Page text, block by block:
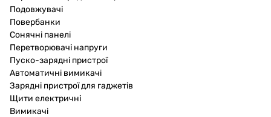
Подовжувачі
Повербанки
Сонячні панелі
Перетворювачі напруги
Пуско-зарядні пристрої
Автоматичні вимикачі
Зарядні пристрої для гаджетів
Щити електричні
Вимикачі